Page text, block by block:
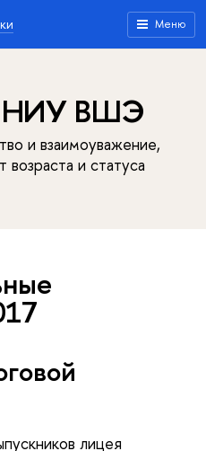
Меню
НИУ ВШЭ
и взаимоуважение,
возраста и статуса
лицея